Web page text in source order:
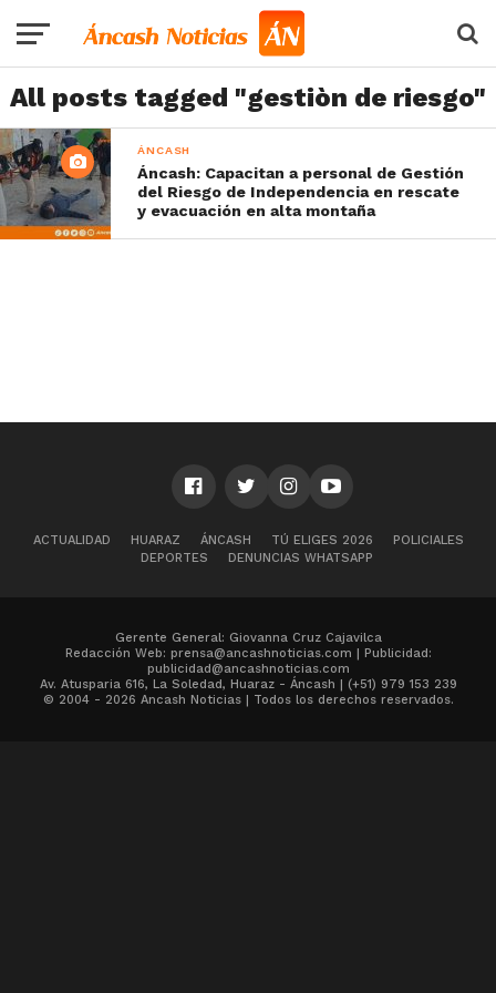
All posts tagged "gestiòn de riesgo"
ÁNCASH
Áncash: Capacitan a personal de Gestión
del Riesgo de Independencia en rescate
y evacuación en alta montaña
ACTUALIDAD HUARAZ ÁNCASH TÚ ELIGES 2026
POLICIALES
DEPORTES
DENUNCIAS WHATSAPP
Gerente General: Giovanna Cruz Cajavilca
Redacción Web: prensa@ancashnoticias.com | Publicidad:
publicidad@ancashnoticias.com
Av. Atusparia 616, La Soledad, Huaraz - Áncash | (+51) 979 153 239
© 2004 - 2026 Ancash Noticias | Todos los derechos reservados.